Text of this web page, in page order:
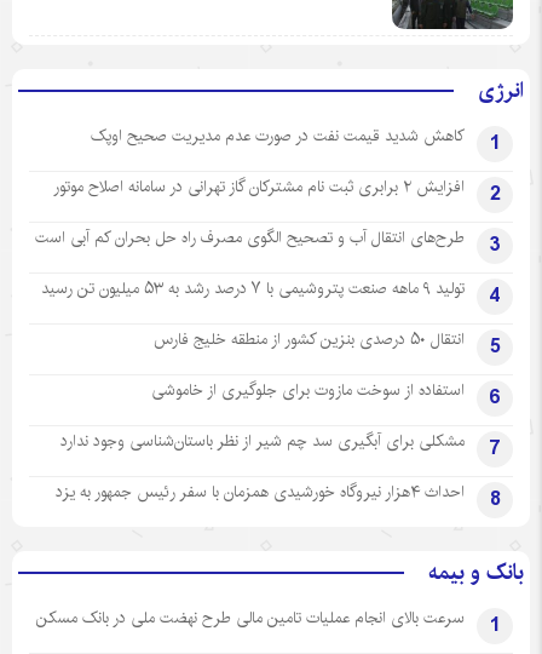
انرژی
1 کاهش شدید قیمت نفت در صورت عدم مدیریت صحیح اوپک
2 افزایش ۲ برابری ثبت نام مشترکان گاز تهرانی‌ در سامانه اصلاح موتور
3 طرح‌های انتقال آب و تصحیح الگوی مصرف راه حل بحران کم آبی است
4 تولید ۹ ماهه صنعت پتروشیمی با ۷ درصد رشد به ۵۳ میلیون تن رسید
5 انتقال ۵۰ درصدی بنزین کشور از منطقه خلیج فارس
6 استفاده از سوخت مازوت برای جلوگیری از خاموشی
7 مشکلی برای آبگیری سد چم شیر از نظر باستان‌شناسی وجود ندارد
8 احداث ۴هزار نیروگاه خورشیدی همزمان با سفر رئیس جمهور به یزد
بانک و بیمه
1 سرعت بالای انجام عملیات تامین مالی طرح نهضت ملی در بانک مسکن